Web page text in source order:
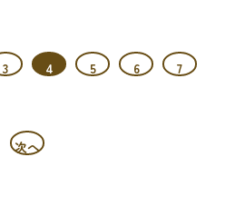
3 4 5 6 7
次へ